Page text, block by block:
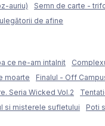
auriu) Semn de carte -
de afine
ce ne-am intalnit
moarte Finalul - Off
Seria Wicked Vol.2
si misterele sufletului Poti